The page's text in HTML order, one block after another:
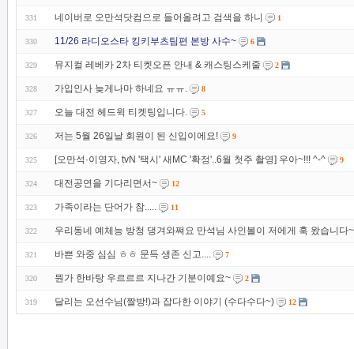
331 네이버로 오만석닷컴으로 들어올려고 검색을 하니 1
330 11/26 라디오스타 킹키부츠팀편 본방 사수~ 6
329 뮤지컬 레베카 2차 티켓오픈 안내 & 캐스팅스케줄 2
328 가입인사 늦게나마 하네요 ㅠㅠ. 8
327 오늘 대전 헤드윅 티켓팅입니다. 5
326 저는 5월 26일날 회원이 된 신입이에요! 9
325 [오만석·이영자, tvN '택시' 새MC '확정'..6월 첫주 촬영] 우아~!!! ^-^ 9
324 대전공연을 기다리면서~ 12
323 가족이라는 단어가 참..... 11
322 우리동네 예체능 방청 댕겨와쪄요 만석님 사인볼이 저에게 훅 왔습니다~
321 바쁜 와중 심심 ㅎㅎ 문득 생존 신고.... 7
320 뭔가 한바탕 우르르르 지나간 기분이예요~ 2
319 달리는 오선수님(짤방!)과 잡다한 이야기 (수다수다~) 12